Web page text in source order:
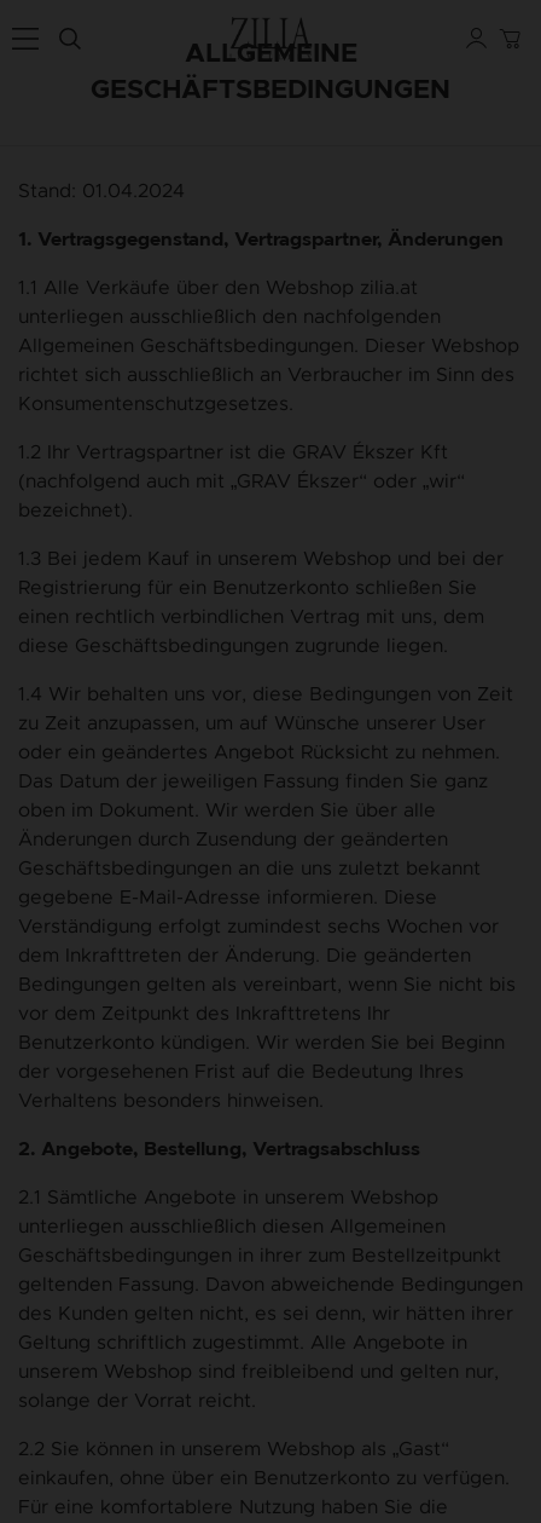
ALLGEMEINE
GESCHÄFTSBEDINGUNGEN
Stand: 01.04.2024
1. Vertragsgegenstand, Vertragspartner, Änderungen
1.1 Alle Verkäufe über den Webshop zilia.at
unterliegen ausschließlich den nachfolgenden
Allgemeinen Geschäftsbedingungen. Dieser Webshop
richtet sich ausschließlich an Verbraucher im Sinn des
Konsumentenschutzgesetzes.
1.2 Ihr Vertragspartner ist die GRAV Ékszer Kft
(nachfolgend auch mit „GRAV Ékszer“ oder „wir“
bezeichnet).
1.3 Bei jedem Kauf in unserem Webshop und bei der
Registrierung für ein Benutzerkonto schließen Sie
einen rechtlich verbindlichen Vertrag mit uns, dem
diese Geschäftsbedingungen zugrunde liegen.
1.4 Wir behalten uns vor, diese Bedingungen von Zeit
zu Zeit anzupassen, um auf Wünsche unserer User
oder ein geändertes Angebot Rücksicht zu nehmen.
Das Datum der jeweiligen Fassung finden Sie ganz
oben im Dokument. Wir werden Sie über alle
Änderungen durch Zusendung der geänderten
Geschäftsbedingungen an die uns zuletzt bekannt
gegebene E-Mail-Adresse informieren. Diese
Verständigung erfolgt zumindest sechs Wochen vor
dem Inkrafttreten der Änderung. Die geänderten
Bedingungen gelten als vereinbart, wenn Sie nicht bis
vor dem Zeitpunkt des Inkrafttretens Ihr
Benutzerkonto kündigen. Wir werden Sie bei Beginn
der vorgesehenen Frist auf die Bedeutung Ihres
Verhaltens besonders hinweisen.
2. Angebote, Bestellung, Vertragsabschluss
2.1 Sämtliche Angebote in unserem Webshop
unterliegen ausschließlich diesen Allgemeinen
Geschäftsbedingungen in ihrer zum Bestellzeitpunkt
geltenden Fassung. Davon abweichende Bedingungen
des Kunden gelten nicht, es sei denn, wir hätten ihrer
Geltung schriftlich zugestimmt. Alle Angebote in
unserem Webshop sind freibleibend und gelten nur,
solange der Vorrat reicht.
2.2 Sie können in unserem Webshop als „Gast“
einkaufen, ohne über ein Benutzerkonto zu verfügen.
Für eine komfortablere Nutzung haben Sie die